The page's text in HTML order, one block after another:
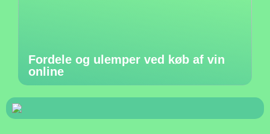
Fordele og ulemper ved køb af vin
online